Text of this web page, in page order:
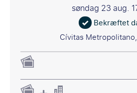
søndag 23 aug.
Bekræftet
Cívitas